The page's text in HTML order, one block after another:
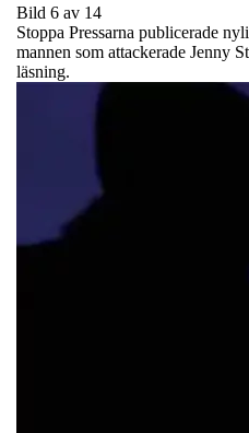
Bild 6 av 14
Stoppa Pressarna publicerade
mannen som attackerade Jenny
läsning.